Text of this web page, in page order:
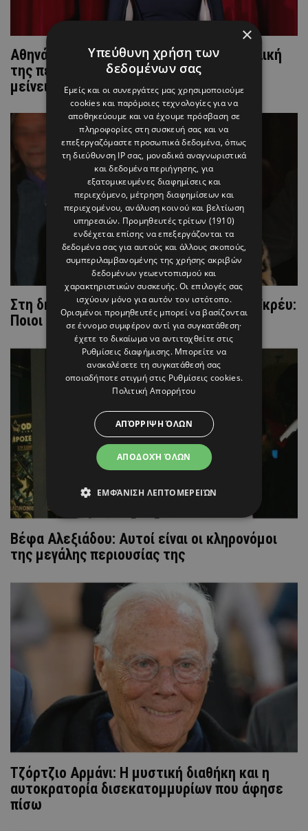
Αθηνά Ωνάση: Αυτή είναι σήμερα η συνολική
της περιουσία - Έχει ροκανιστεί και έχει
μείνει μισή
Στη δημοσιότητα η διαθήκη της Καίτης Γκρέυ:
Ποιοι μένουν εκτός;
Βέφα Αλεξιάδου: Αυτοί είναι οι κληρονόμοι
της μεγάλης περιουσίας της
Τζόρτζιο Αρμάνι: Η μυστική διαθήκη και η
αυτοκρατορία δισεκατομμυρίων που άφησε
πίσω
×
Υπεύθυνη χρήση των
δεδομένων σας
Εμείς και οι συνεργάτες μας χρησιμοποιούμε
cookies και παρόμοιες τεχνολογίες για να
αποθηκεύουμε και να έχουμε πρόσβαση σε
πληροφορίες στη συσκευή σας και να
επεξεργαζόμαστε προσωπικά δεδομένα, όπως
τη διεύθυνση IP σας, μοναδικά αναγνωριστικά
και δεδομένα περιήγησης, για
εξατομικευμένες διαφημίσεις και
περιεχόμενο, μέτρηση διαφημίσεων και
περιεχομένου, ανάλυση κοινού και βελτίωση
υπηρεσιών. Προμηθευτές τρίτων (1910)
ενδέχεται επίσης να επεξεργάζονται τα
δεδομένα σας για αυτούς και άλλους σκοπούς,
συμπεριλαμβανομένης της χρήσης ακριβών
δεδομένων γεωεντοπισμού και
χαρακτηριστικών συσκευής. Οι επιλογές σας
ισχύουν μόνο για αυτόν τον ιστότοπο.
Ορισμένοι προμηθευτές μπορεί να βασίζονται
σε έννομο συμφέρον αντί για συγκατάθεση·
έχετε το δικαίωμα να αντιταχθείτε στις
Ρυθμίσεις διαφήμισης. Μπορείτε να
ανακαλέσετε τη συγκατάθεσή σας
οποιαδήποτε στιγμή στις Ρυθμίσεις cookies.
Πολιτική Απορρήτου
ΑΠΟΔΟΧΉ ΌΛΩΝ
ΑΠΌΡΡΙΨΗ ΌΛΩΝ
ΕΜΦΆΝΙΣΗ ΛΕΠΤΟΜΕΡΕΙΏΝ